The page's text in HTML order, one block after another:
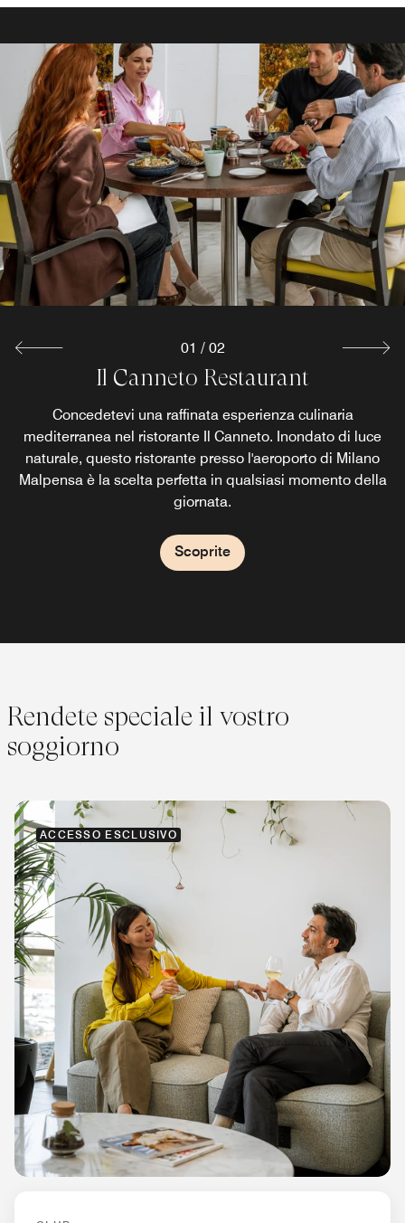
Il Canneto Restaurant
Concedetevi una raffinata esperienza culinaria
mediterranea nel ristorante Il Canneto. Inondato di luce
naturale, questo ristorante presso l'aeroporto di Milano
Malpensa è la scelta perfetta in qualsiasi momento della
giornata.
Scoprite
Monterosa Bar
Il Monterosa Bar è un bar presso l'aeroporto di Malpensa
noto per sfiziose proposte gastronomiche e un'ampia
selezione di cocktail. Propone anche un menu "Tarda
notte" per venire incontro alle esigenze dei viaggiatori in
qualsiasi momento della giornata.
Scoprite
01 / 02
Rendete speciale il vostro
soggiorno
ACCESSO ESCLUSIVO